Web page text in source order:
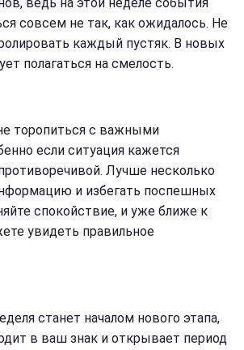
ведь на этой неделе события
совсем не так, как ожидалось. Не
каждый пустяк. В новых
полагаться на смелость.
торопиться с важными
если ситуация кажется
Лучше несколько
и избегать поспешных
спокойствие, и уже ближе к
увидеть правильное
станет началом нового этапа,
в ваш знак и открывает период